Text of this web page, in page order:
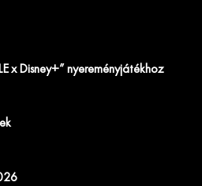
x Disney+” nyereményjátékhoz